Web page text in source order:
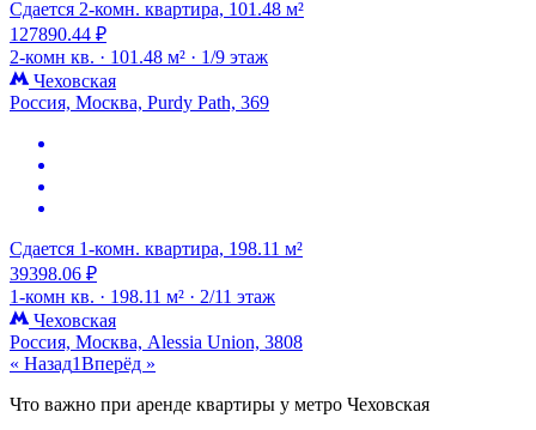
Сдается 2-комн. квартира, 101.48 м²
127890.44 ₽
2-комн кв. · 101.48 м² · 1/9 этаж
Чеховская
Россия, Москва, Purdy Path, 369
Сдается 1-комн. квартира, 198.11 м²
39398.06 ₽
1-комн кв. · 198.11 м² · 2/11 этаж
Чеховская
Россия, Москва, Alessia Union, 3808
« Назад1Вперёд »
Что важно при аренде квартиры у метро Чеховская